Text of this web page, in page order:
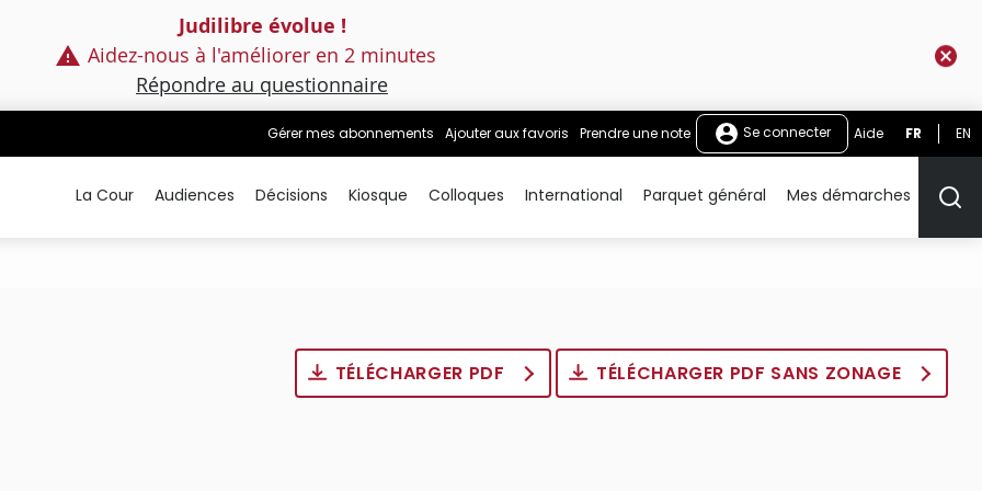
Judilibre évolue !
Aidez-nous à l'améliorer en 2 minutes
Répondre au questionnaire
Gérer mes abonnements Ajouter aux favoris Prendre une note Se connecter Aide FR EN
La Cour Audiences Décisions Kiosque Colloques International Parquet général Mes démarches
TÉLÉCHARGER PDF TÉLÉCHARGER PDF SANS ZONAGE